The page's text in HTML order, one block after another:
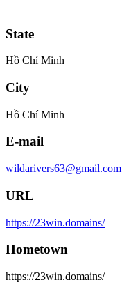
State
Hồ Chí Minh
City
Hồ Chí Minh
E-mail
wildarivers63@gmail.com
URL
https://23win.domains/
Hometown
https://23win.domains/